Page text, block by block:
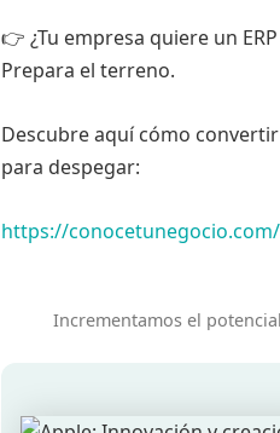
👉 ¿Tu empresa quiere un
Prepara el terreno.
Descubre aquí cómo
para despegar:
https://
Incrementamos el